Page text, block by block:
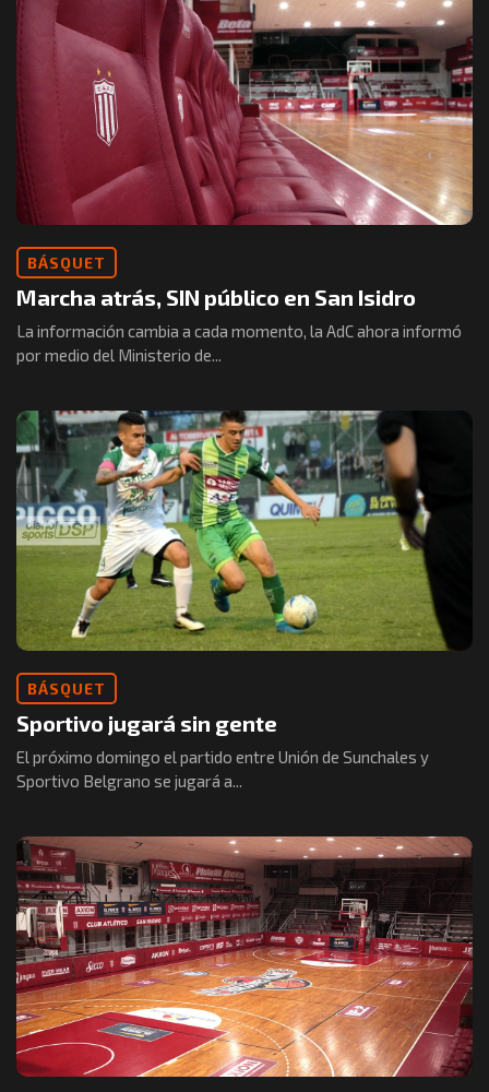
BÁSQUET
Marcha atrás, SIN público en San Isidro
La información cambia a cada momento, la AdC ahora informó
por medio del Ministerio de...
BÁSQUET
Sportivo jugará sin gente
El próximo domingo el partido entre Unión de Sunchales y
Sportivo Belgrano se jugará a...